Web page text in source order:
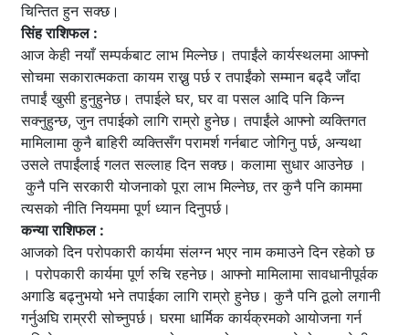
चिन्तित हुन सक्छ।
सिंह राशिफल :
आज केही नयाँ सम्पर्कबाट लाभ मिल्नेछ। तपाईंले कार्यस्थलमा आफ्नो
सोचमा सकारात्मकता कायम राख्नु पर्छ र तपाईंको सम्मान बढ्दै जाँदा
तपाईं खुसी हुनुहुनेछ। तपाईले घर, घर वा पसल आदि पनि किन्न
सक्नुहुन्छ, जुन तपाईको लागि राम्रो हुनेछ। तपाईंले आफ्नो व्यक्तिगत
मामिलामा कुनै बाहिरी व्यक्तिसँग परामर्श गर्नबाट जोगिनु पर्छ, अन्यथा
उसले तपाईंलाई गलत सल्लाह दिन सक्छ। कलामा सुधार आउनेछ ।
कुनै पनि सरकारी योजनाको पूरा लाभ मिल्नेछ, तर कुनै पनि काममा
त्यसको नीति नियममा पूर्ण ध्यान दिनुपर्छ।
कन्या राशिफल :
आजको दिन परोपकारी कार्यमा संलग्न भएर नाम कमाउने दिन रहेको छ
। परोपकारी कार्यमा पूर्ण रुचि रहनेछ। आफ्नो मामिलामा सावधानीपूर्वक
अगाडि बढ्नुभयो भने तपाईका लागि राम्रो हुनेछ। कुनै पनि ठूलो लगानी
गर्नुअघि राम्ररी सोच्नुपर्छ। घरमा धार्मिक कार्यक्रमको आयोजना गर्न